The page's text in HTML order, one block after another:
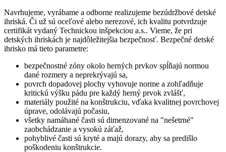
Navrhujeme, vyrábame a odborne realizujeme bezúdržbové detské
ihriská. Či už sú oceľové alebo nerezové, ich kvalitu potvrdzuje
certifikát vydaný Technickou inšpekciou a.s.. Vieme, že pri
detských ihriskách je najdôležitejšia bezpečnosť. Bezpečné detské
ihrisko má tieto parametre:
bezpečnostné zóny okolo herných prvkov spĺňajú normou
dané rozmery a neprekrývajú sa,
povrch dopadovej plochy vyhovuje norme a zohľadňuje
kritickú výšku pádu pre každý herný prvok zvlášť,
materiály použité na konštrukciu, vďaka kvalitnej povrchovej
úprave, odolávajú počasiu,
všetky namáhané časti sú dimenzované na "nešetrné"
zaobchádzanie a vysokú záťaž,
pohyblivé časti sú kryté a majú dorazy, aby sa predišlo
poškodeniu konštrukcie.